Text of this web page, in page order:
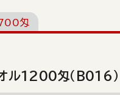
匁
ル1200匁（B016）